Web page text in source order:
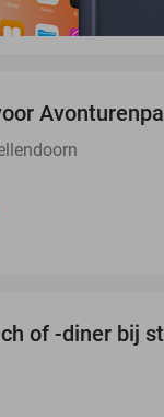
of -diner bij